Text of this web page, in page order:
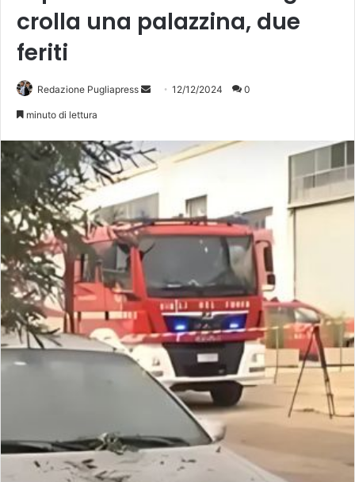
crolla una palazzina, due
feriti
Redazione Pugliapress
Invia 12/12/2024 0
minuto di lettura